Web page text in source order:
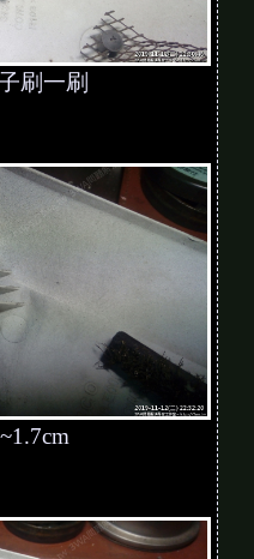
刷一刷